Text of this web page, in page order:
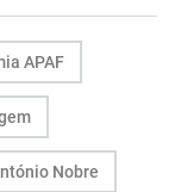
APAF
Nobre